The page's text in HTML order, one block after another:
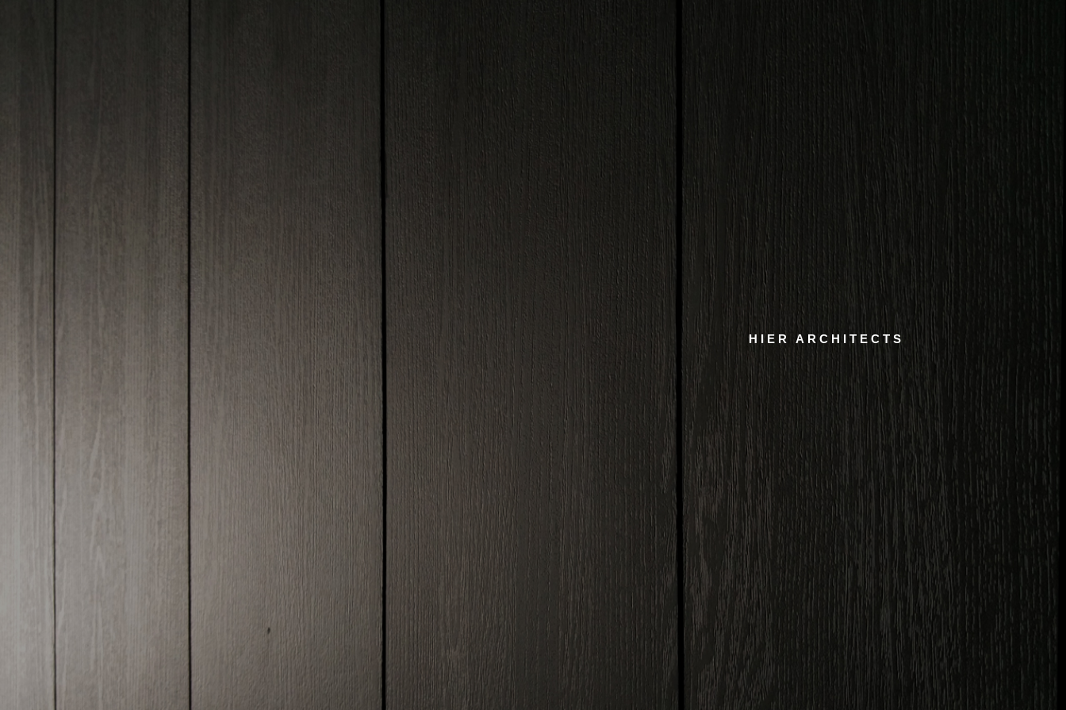
HIER ARCHITECTS